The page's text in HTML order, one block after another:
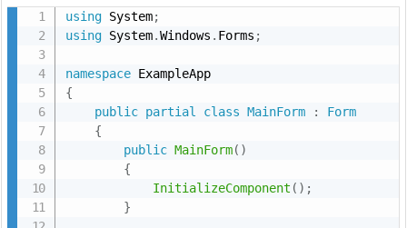
using System;
using System.Windows . Forms ;
namespace
{
public partial class MainForm :
Form
{
public MainForm( )
{
InitializeComponent ( ) ;
}